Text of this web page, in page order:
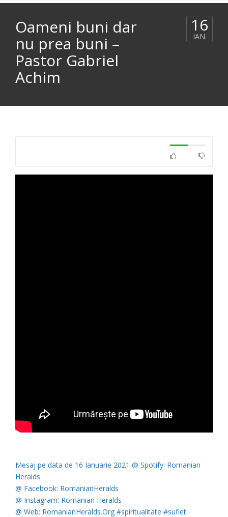
Oameni buni dar
nu prea buni –
Pastor Gabriel
Achim
16
IAN.
Mesaj pe data de 16 Ianuarie 2021 @ Spotify: Romanian
Heralds
@ Facebook: RomanianHeralds
@ Instagram: Romanian Heralds
@ Web: RomanianHeralds.Org #spiritualitate #suflet